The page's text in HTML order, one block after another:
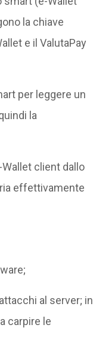
la chiave
e il ValutaPay
per leggere un
la
client dallo
effettivamente
al server; in
carpire le